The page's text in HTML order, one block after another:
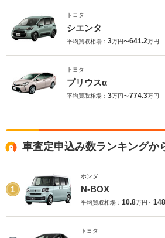
トヨタ
シエンタ
平均買取相場： 3万円〜641.2万円
トヨタ
プリウスα
平均買取相場： 3万円〜774.3万円
車査定申込み数ランキングか
1
ホンダ
N-BOX
平均買取相場： 10.8万円～
トヨタ